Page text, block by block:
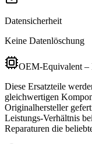
Datensicherheit
Keine Datenlöschung
OEM-Equivalent –
Diese Ersatzteile
gleichwertigen
Originalhersteller
Leistungs-Verhältnis
Reparaturen die